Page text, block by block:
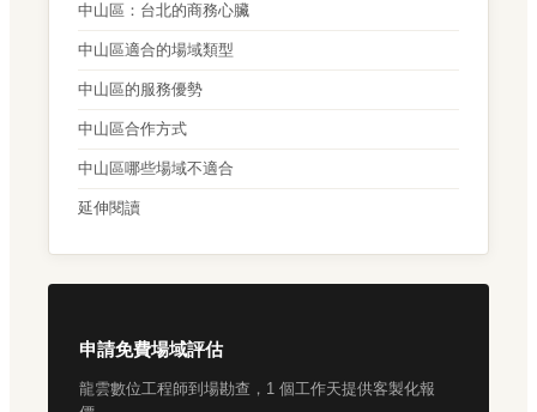
中山區：台北的商務心臟
中山區適合的場域類型
中山區的服務優勢
中山區合作方式
中山區哪些場域不適合
延伸閱讀
申請免費場域評估
龍雲數位工程師到場勘查，1 個工作天提供客製化報